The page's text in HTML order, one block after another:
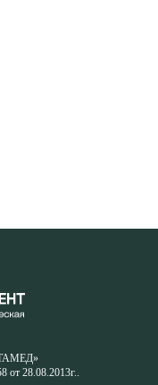
от 28.08.2013г..